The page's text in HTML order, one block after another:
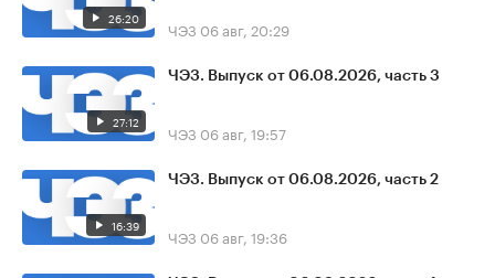
26:20 ЧЭЗ 06 авг, 20:29
27:12
ЧЭЗ. Выпуск от 06.08.2026, часть 3
ЧЭЗ 06 авг, 19:57
16:39
ЧЭЗ. Выпуск от 06.08.2026, часть 2
ЧЭЗ 06 авг, 19:36